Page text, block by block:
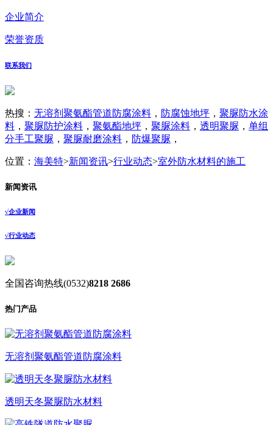
企业简介
荣誉资质
联系我们
热搜： 无溶剂聚氨酯管道防腐涂料 ， 防腐蚀地坪 ， 聚脲防水涂
料 ， 聚脲防护涂料 ， 聚氨酯地坪 ， 聚脲涂料 ， 透明聚脲 ， 单组
分手工聚脲 ， 聚脲耐磨涂料 ， 防爆聚脲 ，
位置： 海美特>新闻资讯>行业动态>室外防水材料的施工
新闻资讯
√企业新闻
√行业动态
全国咨询热线(0532)8218 2686
热门产品
无溶剂聚氨酯管道防腐涂料
透明天冬聚脲防水材料